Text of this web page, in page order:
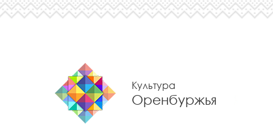
Культура
Оренбуржья